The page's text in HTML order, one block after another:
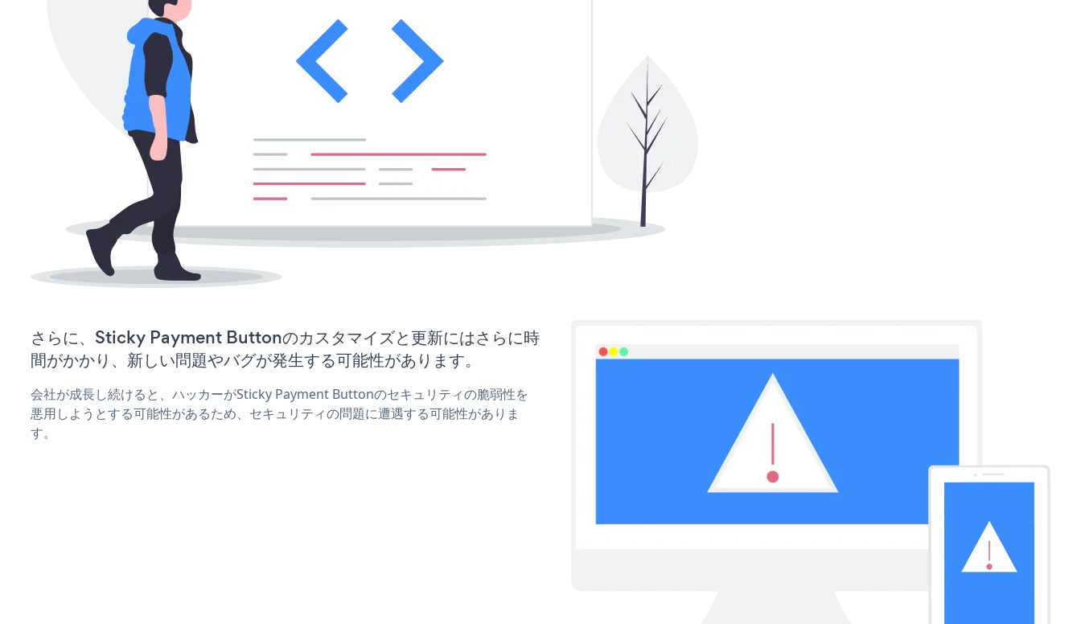
さらに、Sticky Payment Buttonのカスタマイズと更新にはさらに時
間がかかり、新しい問題やバグが発生する可能性があります。
会社が成長し続けると、ハッカーがSticky Payment Buttonのセキュリティの脆弱性を
悪用しようとする可能性があるため、セキュリティの問題に遭遇する可能性がありま
す。